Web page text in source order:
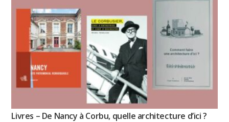
Livres – De Nancy à Corbu, quelle architecture d’ici ?